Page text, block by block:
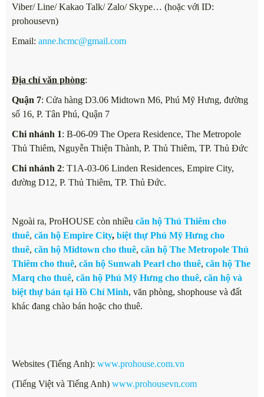
Viber/ Line/ Kakao Talk/ Zalo/ Skype… (hoặc với ID:
prohousevn)
Email: anne.hcmc@gmail.com
Địa chỉ văn phòng:
Quận 7: Cửa hàng D3.06 Midtown M6, Phú Mỹ Hưng, đường
số 16, P. Tân Phú, Quận 7
Chi nhánh 1: B-06-09 The Opera Residence, The Metropole
Thủ Thiêm, Nguyễn Thiện Thành, P. Thủ Thiêm, TP. Thủ Đức
Chi nhánh 2: T1A-03-06 Linden Residences, Empire City,
đường D12, P. Thủ Thiêm, TP. Thủ Đức.
Ngoài ra, ProHOUSE còn nhiều căn hộ Thủ Thiêm cho
thuê, căn hộ Empire City, biệt thự Phú Mỹ Hưng cho
thuê, căn hộ Midtown cho thuê, căn hộ The Metropole Thủ
Thiêm cho thuê, căn hộ Sunwah Pearl cho thuê, căn hộ The
Marq cho thuê, căn hộ Phú Mỹ Hưng cho thuê, căn hộ và
biệt thự bán tại Hồ Chí Minh, văn phòng, shophouse và đất
khác đang chào bán hoặc cho thuê.
Websites (Tiếng Anh): www.prohouse.com.vn
(Tiếng Việt và Tiếng Anh) www.prohousevn.com